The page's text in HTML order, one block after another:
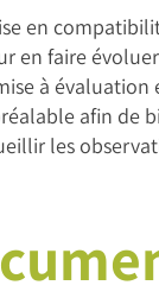
en
en faire
à
afin de
les